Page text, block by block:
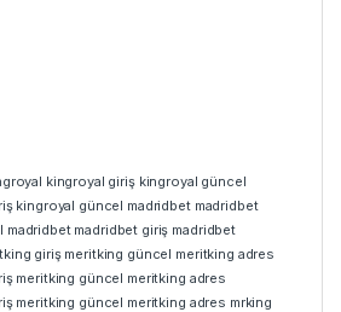
kingroyal giriş kingroyal güncel
kingroyal güncel madridbet madridbet
madridbet madridbet giriş madridbet
giriş meritking güncel meritking adres
meritking güncel meritking adres
meritking güncel meritking adres mrking